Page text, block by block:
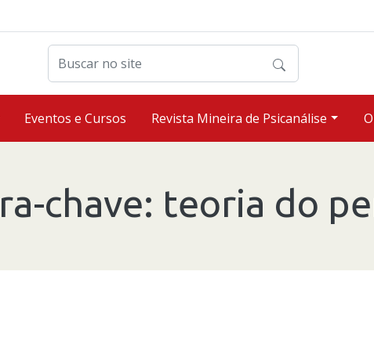
Buscar no site
Eventos e Cursos Revista Mineira de Psicanálise
chave: teoria do